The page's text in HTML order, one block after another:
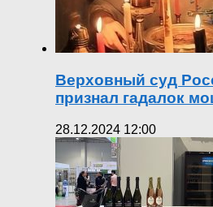
Верховный суд
признал гадалок
28.12.2024 12:00